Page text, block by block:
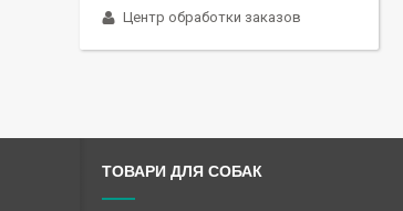
Центр обработки заказов
ТОВАРИ ДЛЯ СОБАК